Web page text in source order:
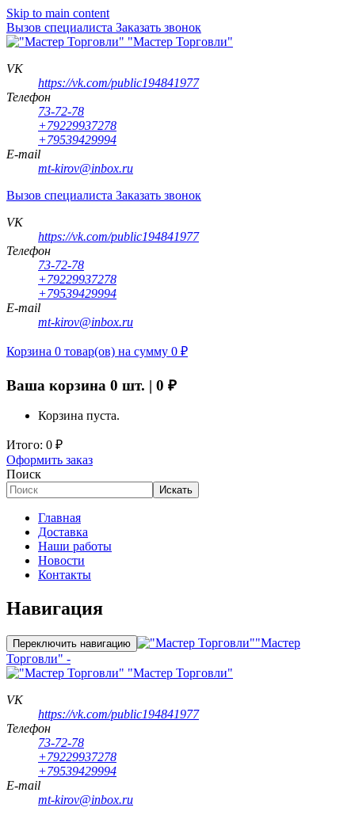
Skip to main content
Вызов специалиста Заказать звонок
"Мастер Торговли"
VK
https://vk.com/public194841977
Телефон
73-72-78
+79229937278
+79539429994
E-mail
mt-kirov@inbox.ru
Вызов специалиста Заказать звонок
VK
https://vk.com/public194841977
Телефон
73-72-78
+79229937278
+79539429994
E-mail
mt-kirov@inbox.ru
Корзина 0 товар(ов) на сумму 0 ₽
Ваша корзина 0 шт. | 0 ₽
Корзина пуста.
Итого: 0 ₽
Оформить заказ
Поиск
Искать
Главная
Доставка
Наши работы
Новости
Контакты
Навигация
Переключить навигацию
"Мастер
Торговли" -
"Мастер Торговли"
VK
https://vk.com/public194841977
Телефон
73-72-78
+79229937278
+79539429994
E-mail
mt-kirov@inbox.ru